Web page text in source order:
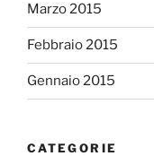
Marzo 2015
Febbraio 2015
Gennaio 2015
CATEGORIE